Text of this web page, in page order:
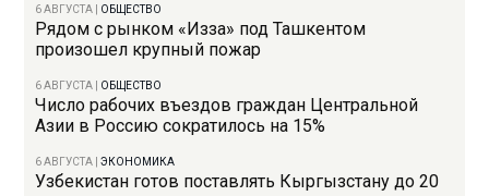
6 АВГУСТА ОБЩЕСТВО
Рядом с рынком «Изза» под Ташкентом
произошел крупный пожар
6 АВГУСТА ОБЩЕСТВО
Число рабочих въездов граждан Центральной
Азии в Россию сократилось на 15%
6 АВГУСТА |ЭКОНОМИКА
Узбекистан готов поставлять Кыргызстану до 20